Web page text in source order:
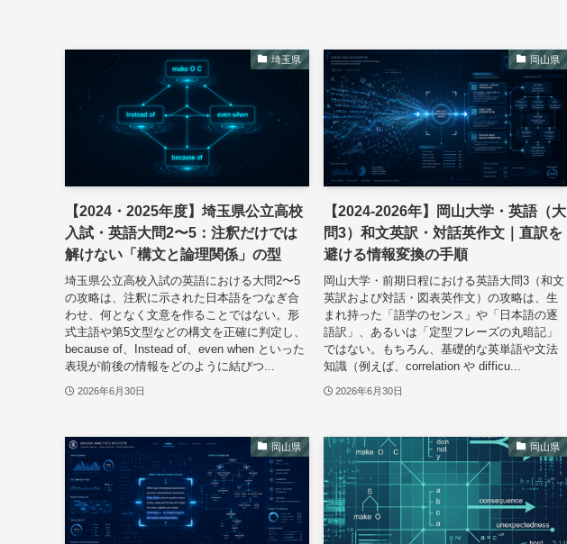
埼玉県
【2024・2025年度】埼玉県公立高校
入試・英語大問2〜5：注釈だけでは
解けない「構文と論理関係」の型
埼玉県公立高校入試の英語における大問2〜5
の攻略は、注釈に示された日本語をつなぎ合
わせ、何となく文意を作ることではない。形
式主語や第5文型などの構文を正確に判定し、
because of、Instead of、even when といった
表現が前後の情報をどのように結びつ...
2026年6月30日
岡山県
【2024-2026年】岡山大学・英語（大
問3）和文英訳・対話英作文｜直訳を
避ける情報変換の手順
岡山大学・前期日程における英語大問3（和文
英訳および対話・図表英作文）の攻略は、生
まれ持った「語学のセンス」や「日本語の逐
語訳」、あるいは「定型フレーズの丸暗記」
ではない。もちろん、基礎的な英単語や文法
知識（例えば、correlation や difficu...
2026年6月30日
岡山県 岡山県